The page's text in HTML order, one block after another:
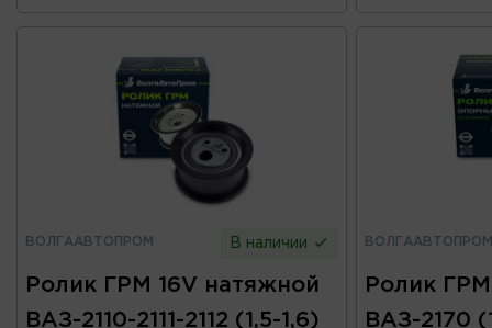
ВОЛГААВТОПРОМ В наличии
Ролик ГРМ 16V натяжной
ВАЗ-2110-2111-2112 (1,5-1,6)
ВОЛГААВТОПРОМ
Ролик
ВАЗ-2170